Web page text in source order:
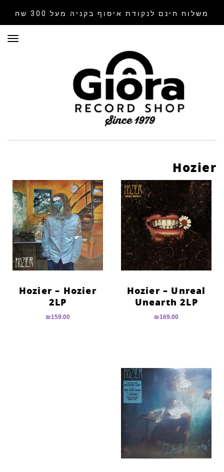
משלוח חינם לנקודת איסוף בקניה מעל 300 שח
Hozier
Hozier – Unreal
Unearth 2LP
₪169.00
Hozier – Hozier
2LP
₪159.00